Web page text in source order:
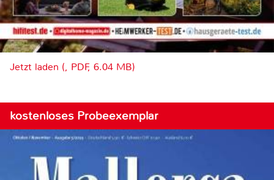
Jetzt laden (, PDF, 6.04 MB)
kostenloses Probeexemplar